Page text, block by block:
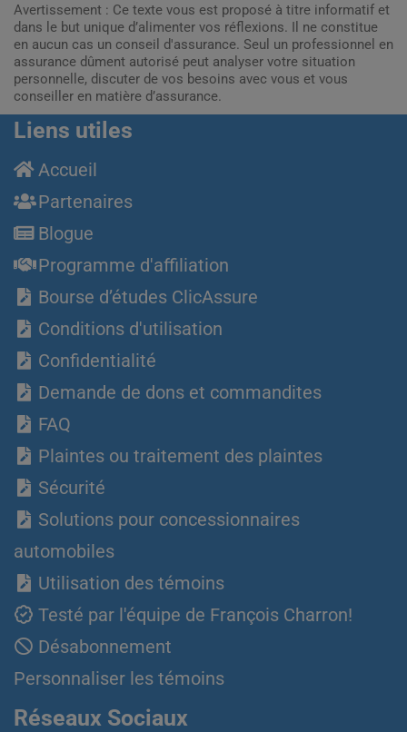
Avertissement : Ce texte vous est proposé à titre informatif et
dans le but unique d’alimenter vos réflexions. Il ne constitue
en aucun cas un conseil d'assurance. Seul un professionnel en
assurance dûment autorisé peut analyser votre situation
personnelle, discuter de vos besoins avec vous et vous
conseiller en matière d’assurance.
Liens utiles
Accueil
Partenaires
Blogue
Programme d'affiliation
Bourse d’études ClicAssure
Conditions d'utilisation
Confidentialité
Demande de dons et commandites
FAQ
Plaintes ou traitement des plaintes
Sécurité
Solutions pour concessionnaires
automobiles
Utilisation des témoins
Testé par l'équipe de François Charron!
Désabonnement
Personnaliser les témoins
Réseaux Sociaux